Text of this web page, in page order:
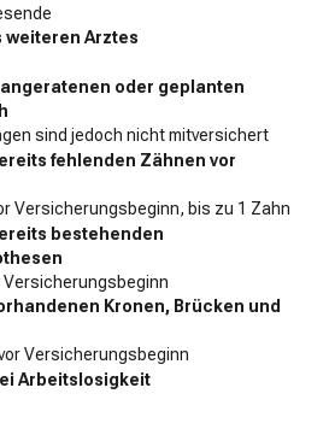
weiteren Arztes
oder geplanten
sind jedoch nicht mitversichert
fehlenden Zähnen vor
Versicherungsbeginn, bis zu 1 Zahn
bestehenden
Kronen, Brücken und
Versicherungsbeginn
Arbeitslosigkeit